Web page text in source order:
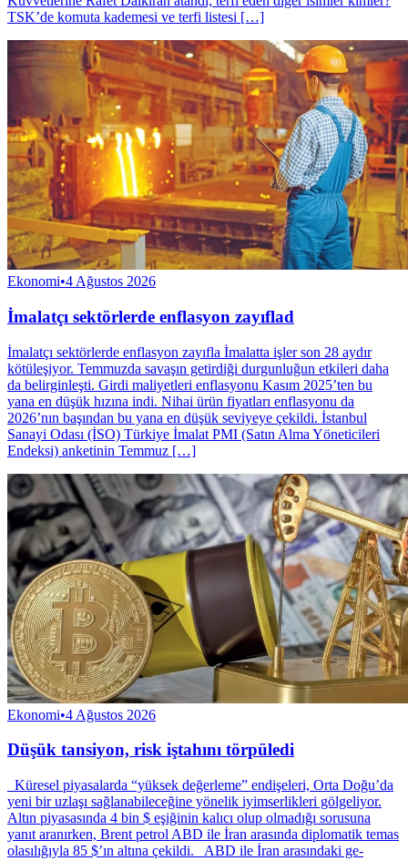
TSK’de komuta kademesi ve terfi listesi […]
Ekonomi•4 Ağustos 2026
İmalatçı sektörlerde enflasyon zayıflad
İmalatçı sektörlerde enflasyon zayıfla İmalatta işler son 28 aydır
kötüleşiyor. Temmuzda savaşın getirdiği durgunluğun etkileri daha
da belirginleşti. Girdi maliyetleri enflasyonu Kasım 2025’ten bu
yana en düşük hızına indi. Nihai ürün fiyatları enflasyonu da
2026’nın başından bu yana en düşük seviyeye çekildi. İstanbul
Sanayi Oda­sı (İSO) Türkiye İmalat PMI (Satın Alma Yöne­ticileri
Endeksi) anketinin Temmuz […]
Ekonomi•4 Ağustos 2026
Düşük tansiyon, risk iştahını törpüledi
Küresel piyasalarda “yüksek değerleme” endişeleri, Orta Doğu’da
yeni bir uzlaşı sağlanabileceğine yönelik iyimserlikleri gölgeliyor.
Altın piyasasında 4 bin $ eşiğinin kalıcı olup olmadığı sorusuna
yanıt aranırken, Brent petrol ABD ile İran arasında diplomatik temas
olasılığıyla 85 $’ın altına çekildi. ABD ile İran arasındaki ge­